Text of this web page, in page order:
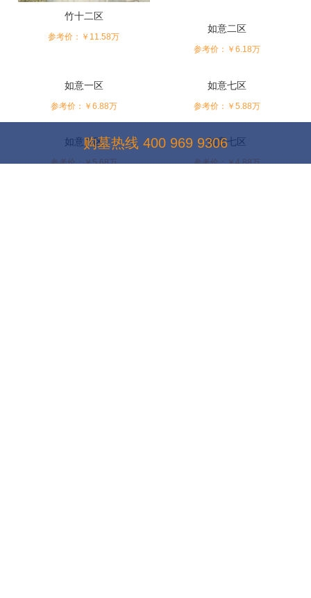
竹十二区
参考价：￥11.58万
如意二区
参考价：￥6.18万
如意一区
参考价：￥6.88万
如意七区
参考价：￥5.88万
如意八区
参考价：￥5.68万
如意七区
参考价：￥4.88万
购墓热线 400 969 9306